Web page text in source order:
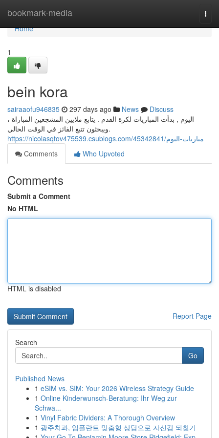
bookmark-media
Home
Home
1
bein kora
sairaaofu946835 297 days ago News
Discuss
اليوم , بدأت المباريات لكرة القدم . يتابع ملايين المشجعين المباراة ،
ويبحثون تتبع الفائز في الوقت الحالي.
https://nicolasqtov475539.csublogs.com/45342841/مباريات-اليوم
Comments
Who Upvoted
Comments
Submit a Comment
No HTML
HTML is disabled
Report Page
Search
Go
Published News
1 eSIM vs. SIM: Your 2026 Wireless Strategy Guide
1 Online Kinderwunsch-Beratung: Ihr Weg zur
Schwa...
1 Vinyl Fabric Dividers: A Thorough Overview
1 광주치과, 임플란트 맞춤형 상담으로 자신감 되찾기